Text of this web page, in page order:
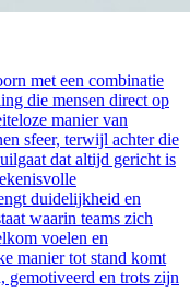
met een combinatie
die mensen direct op
manier van
sfeer, terwijl achter die
dat altijd gericht is
duidelijkheid en
waarin teams zich
voelen en
manier tot stand komt
gemotiveerd en trots zijn